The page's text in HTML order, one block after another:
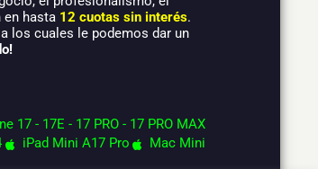
hasta 12 cuotas sin interés.
los cuales le podemos dar un
17 - 17E - 17 PRO - 17 PRO MAX
iPad Mini A17 Pro
Mac Mini